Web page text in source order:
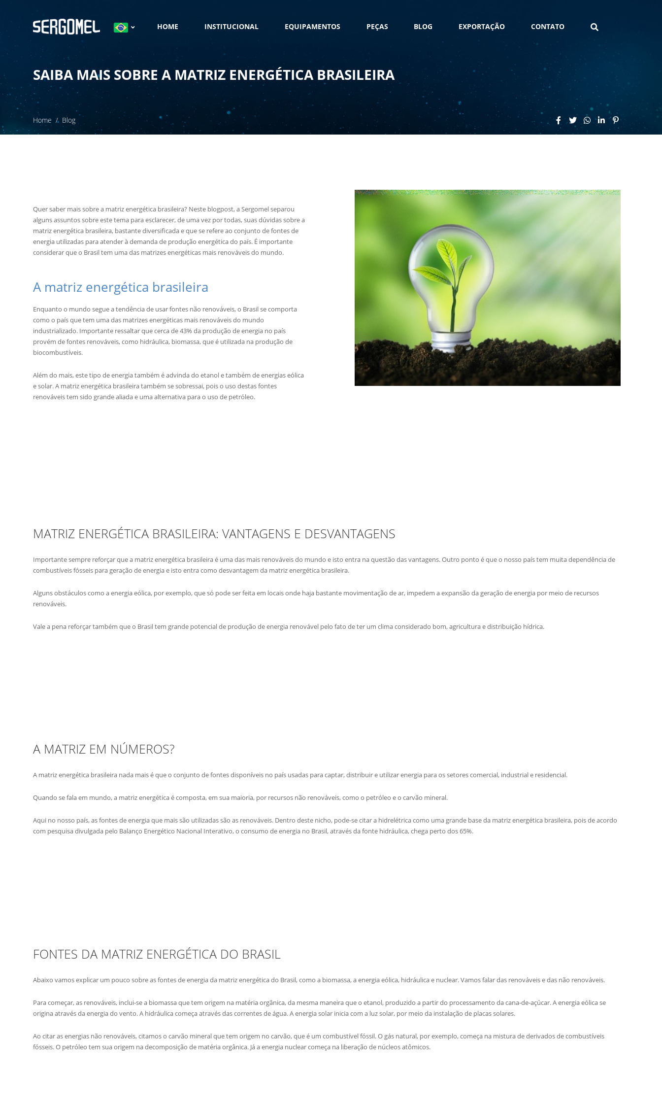
HOME INSTITUCIONAL EQUIPAMENTOS PEÇAS BLOG EXPORTAÇÃO CONTATO
SAIBA MAIS SOBRE A MATRIZ ENERGÉTICA BRASILEIRA
Home Blog
Quer saber mais sobre a matriz energética brasileira? Neste blogpost, a Sergomel separou
alguns assuntos sobre este tema para esclarecer, de uma vez por todas, suas dúvidas sobre a
matriz energética brasileira, bastante diversificada e que se refere ao conjunto de fontes de
energia utilizadas para atender à demanda de produção energética do país. É importante
considerar que o Brasil tem uma das matrizes energéticas mais renováveis do mundo.
A matriz energética brasileira
Enquanto o mundo segue a tendência de usar fontes não renováveis, o Brasil se comporta
como o país que tem uma das matrizes energéticas mais renováveis do mundo
industrializado. Importante ressaltar que cerca de 43% da produção de energia no país
provém de fontes renováveis, como hidráulica, biomassa, que é utilizada na produção de
biocombustíveis.
Além do mais, este tipo de energia também é advinda do etanol e também de energias eólica
e solar. A matriz energética brasileira também se sobressai, pois o uso destas fontes
renováveis tem sido grande aliada e uma alternativa para o uso de petróleo.
MATRIZ ENERGÉTICA BRASILEIRA: VANTAGENS E DESVANTAGENS
Importante sempre reforçar que a matriz energética brasileira é uma das mais renováveis do mundo e isto entra na questão das vantagens. Outro ponto é que o nosso país tem muita dependência de
combustíveis fósseis para geração de energia e isto entra como desvantagem da matriz energética brasileira.
Alguns obstáculos como a energia eólica, por exemplo, que só pode ser feita em locais onde haja bastante movimentação de ar, impedem a expansão da geração de energia por meio de recursos
renováveis.
Vale a pena reforçar também que o Brasil tem grande potencial de produção de energia renovável pelo fato de ter um clima considerado bom, agricultura e distribuição hídrica.
A MATRIZ EM NÚMEROS?
A matriz energética brasileira nada mais é que o conjunto de fontes disponíveis no país usadas para captar, distribuir e utilizar energia para os setores comercial, industrial e residencial.
Quando se fala em mundo, a matriz energética é composta, em sua maioria, por recursos não renováveis, como o petróleo e o carvão mineral.
Aqui no nosso país, as fontes de energia que mais são utilizadas são as renováveis. Dentro deste nicho, pode-se citar a hidrelétrica como uma grande base da matriz energética brasileira, pois de acordo
com pesquisa divulgada pelo Balanço Energético Nacional Interativo, o consumo de energia no Brasil, através da fonte hidráulica, chega perto dos 65%.
FONTES DA MATRIZ ENERGÉTICA DO BRASIL
Abaixo vamos explicar um pouco sobre as fontes de energia da matriz energética do Brasil, como a biomassa, a energia eólica, hidráulica e nuclear. Vamos falar das renováveis e das não renováveis.
Para começar, as renováveis, inclui-se a biomassa que tem origem na matéria orgânica, da mesma maneira que o etanol, produzido a partir do processamento da cana-de-açúcar. A energia eólica se
origina através da energia do vento. A hidráulica começa através das correntes de água. A energia solar inicia com a luz solar, por meio da instalação de placas solares.
Ao citar as energias não renováveis, citamos o carvão mineral que tem origem no carvão, que é um combustível fóssil. O gás natural, por exemplo, começa na mistura de derivados de combustíveis
fósseis. O petróleo tem sua origem na decomposição de matéria orgânica. Já a energia nuclear começa na liberação de núcleos atômicos.
DIGITEO QUE PROCURA